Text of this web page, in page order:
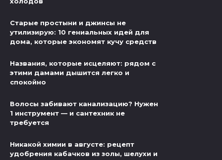
Старые простыни и джинсы не
утилизирую: 10 гениальных идей для
дома, которые экономят кучу средств
Названия, которые исцеляют: рядом с
этими дамами дышится легко и
спокойно
Волосы забивают канализацию? Нужен
1 инструмент — и сантехник не
требуется
Никакой химии в августе: рецепт
удобрения кабачков из золы, шелухи и